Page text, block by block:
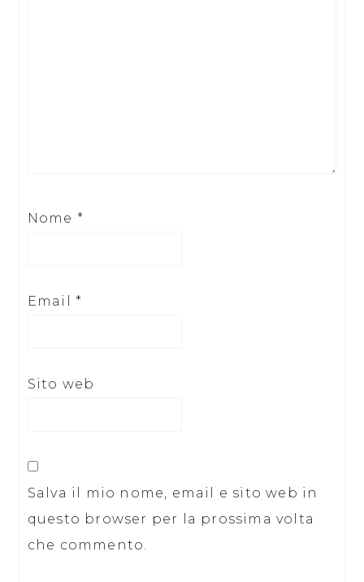
Nome *
Email *
Sito web
Salva il mio nome, email e sito web in
questo browser per la prossima volta
che commento.